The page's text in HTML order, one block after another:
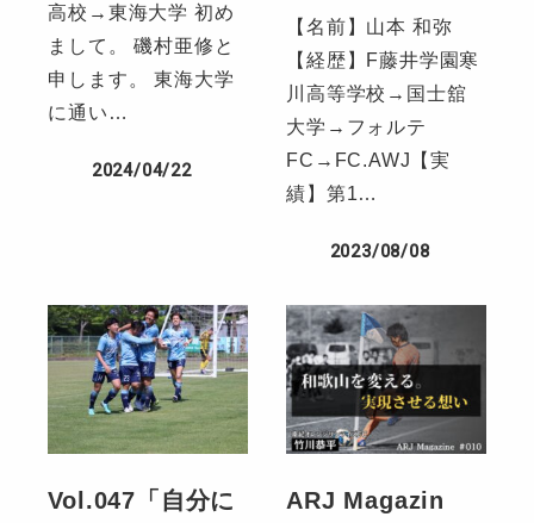
高校→東海大学 初め
まして。 磯村亜修と
申します。 東海大学
に通い…
2024/04/22
【名前】山本 和弥
【経歴】F藤井学園寒
川高等学校→国士舘
大学→フォルテ
FC→FC.AWJ【実
績】第1…
2023/08/08
Vol.047「自分に
ARJ Magazin